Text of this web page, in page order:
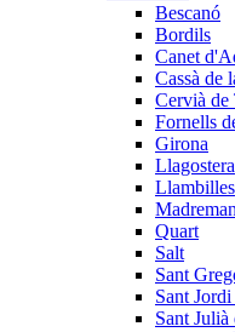
Bescanó
Bordils
Canet
Cassà de
Cervià de
Fornells
Girona
Llagostera
Llambilles
Quart
Salt
Sant
Sant
Sant Julià